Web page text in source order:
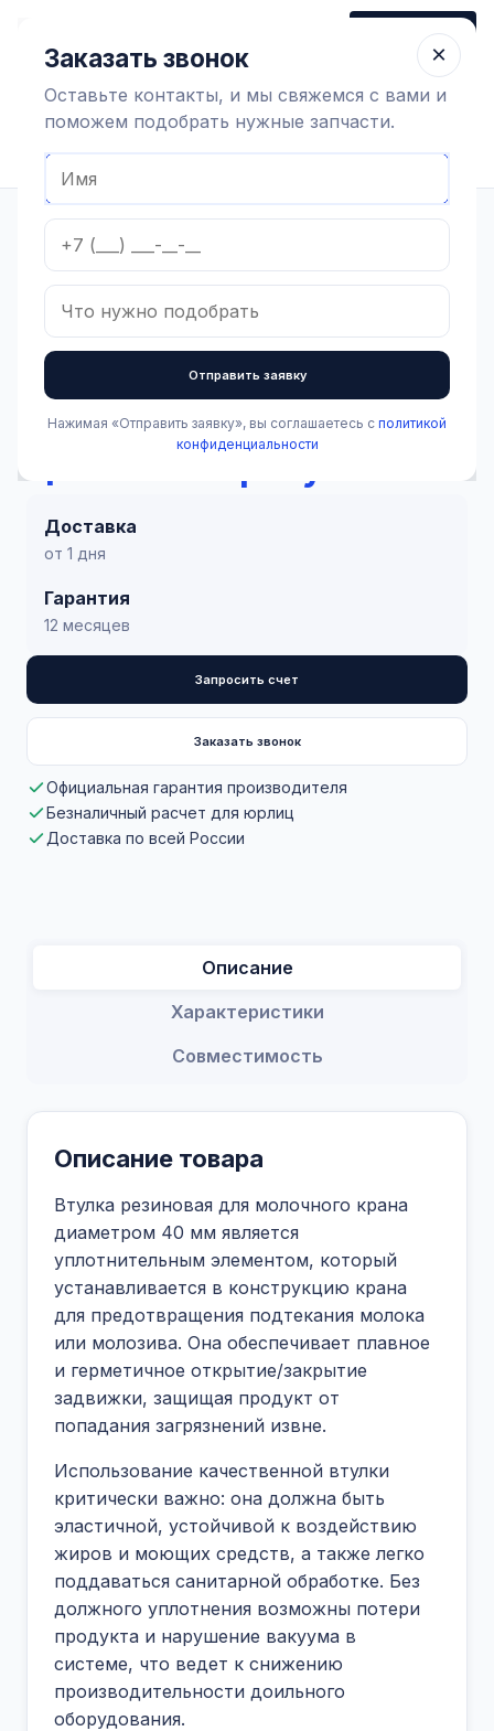
Заказать звонок
Вакуумная система
Втулка резиновая молочного крана д.40
В наличии
Втулка резиновая
молочного крана д.40
1.2.5.005
Цена по запросу
Доставка
от 1 дня
Гарантия
12 месяцев
Запросить счет
Заказать звонок
Официальная гарантия производителя
Безналичный расчет для юрлиц
Доставка по всей России
Описание
Характеристики
Совместимость
Описание товара
Втулка резиновая для молочного крана
диаметром 40 мм является
уплотнительным элементом, который
устанавливается в конструкцию крана
для предотвращения подтекания молока
или молозива. Она обеспечивает плавное
и герметичное открытие/закрытие
задвижки, защищая продукт от
попадания загрязнений извне.
Использование качественной втулки
критически важно: она должна быть
эластичной, устойчивой к воздействию
жиров и моющих средств, а также легко
поддаваться санитарной обработке. Без
должного уплотнения возможны потери
продукта и нарушение вакуума в
системе, что ведет к снижению
производительности доильного
оборудования.
×
Заказать звонок
Оставьте контакты, и мы свяжемся с вами и
поможем подобрать нужные запчасти.
Отправить заявку
Нажимая «Отправить заявку», вы соглашаетесь с политикой
конфиденциальности